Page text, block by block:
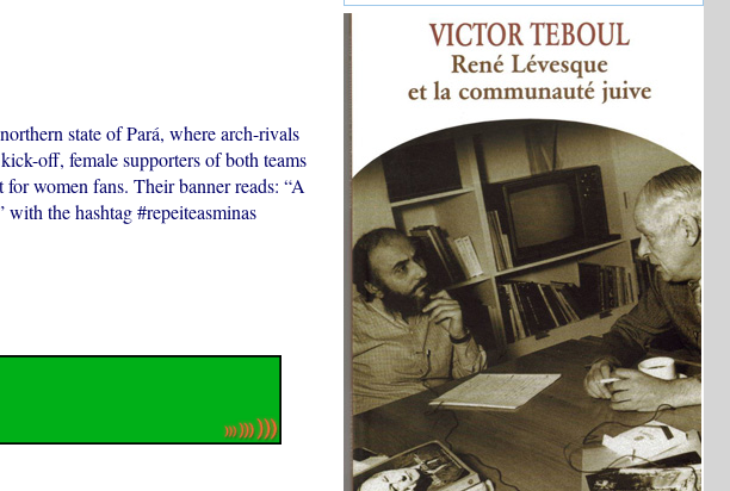
state of Pará, where arch-rivals
off, female supporters of both teams
women fans. Their banner reads: “A
the hashtag #repeiteasminas